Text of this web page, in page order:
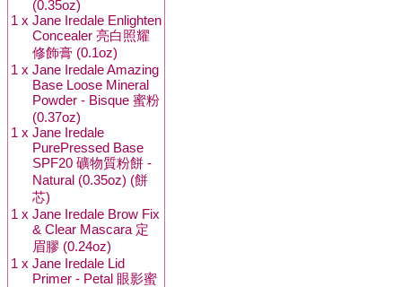
(0.35oz)
1 x Jane Iredale Enlighten
Concealer 亮白照耀
修飾膏 (0.1oz)
1 x Jane Iredale Amazing
Base Loose Mineral
Powder - Bisque 蜜粉
(0.37oz)
1 x Jane Iredale
PurePressed Base
SPF20 礦物質粉餅 -
Natural (0.35oz) (餅
芯)
1 x Jane Iredale Brow Fix
& Clear Mascara 定
眉膠 (0.24oz)
1 x Jane Iredale Lid
Primer - Petal 眼影蜜